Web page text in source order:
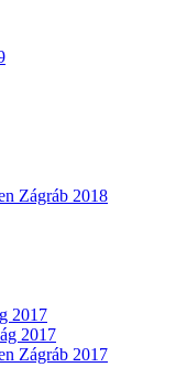
Zágráb 2018
2017
2017
Zágráb 2017